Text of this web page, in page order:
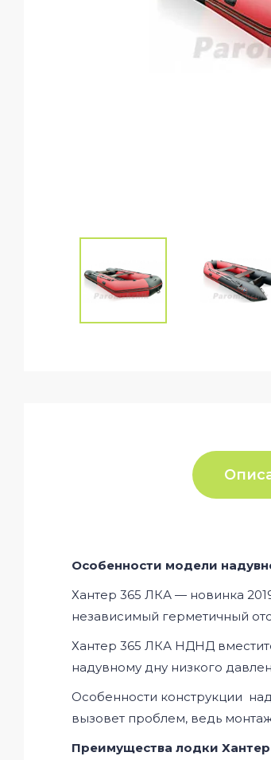
Особенности модели
Хантер 365 ЛКА — новинка
независимый герметичный
Хантер 365 ЛКА НДНД
надувному дну низкого
Особенности конструкции
вызовет проблем, ведь монтаж
Преимущества лодки